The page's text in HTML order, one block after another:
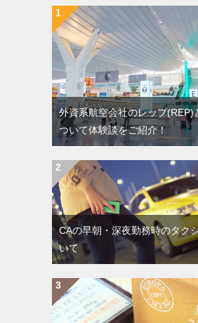
外資系航空会社のレップ(REP)
ついて体験談をご紹介！
CAの早朝・深夜勤務時のタク
いて